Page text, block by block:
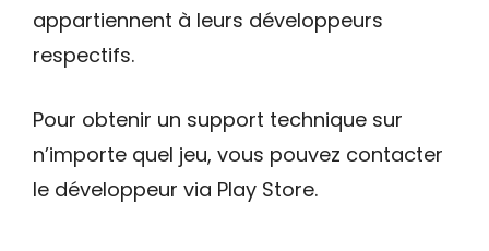
appartiennent à leurs développeurs
respectifs.
Pour obtenir un support technique sur
n’importe quel jeu, vous pouvez contacter
le développeur via Play Store.